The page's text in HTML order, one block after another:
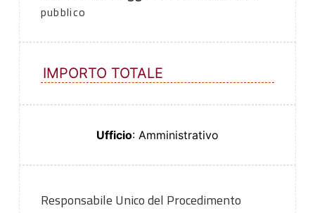
pubblico
IMPORTO TOTALE
Ufficio: Amministrativo
Responsabile Unico del Procedimento